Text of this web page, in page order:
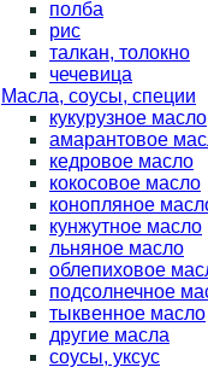
полба
рис
талкан, толокно
чечевица
Масла, соусы, специи
кукурузное масло
амарантовое
кедровое масло
кокосовое масло
конопляное
кунжутное масло
льняное масло
облепиховое
подсолнечное
тыквенное масло
другие масла
соусы, уксус